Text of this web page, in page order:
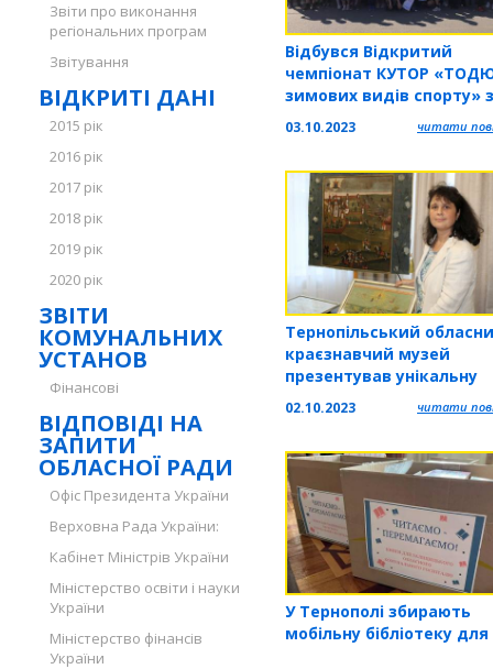
Звіти про виконання
регіональних програм
Звітування
ВІДКРИТІ ДАНІ
2015 рік
2016 рік
2017 рік
2018 рік
2019 рік
2020 рік
ЗВІТИ
КОМУНАЛЬНИХ
УСТАНОВ
Фінансові
ВІДПОВІДІ НА
ЗАПИТИ
ОБЛАСНОЇ РАДИ
Офіс Президента України
Верховна Рада України:
Кабінет Міністрів України
Міністерство освіти і науки
України
Міністерство фінансів
України
Відбувся Відкритий
чемпіонат КУТОР
зимових видів спорту» з
лижних гонок на
лижоролерах та кросу
03.10.2023 читати
Тернопільський
краєзнавчий музей
презентував унікальну
старожитностей
02.10.2023 читати
У Тернополі збирають
мобільну бібліотеку